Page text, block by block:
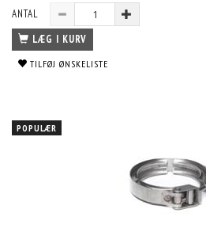
ANTAL
LÆG I KURV
TILFØJ ØNSKELISTE
POPULÆR